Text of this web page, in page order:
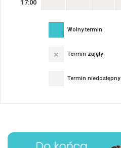
17:00
Wolny termin
Termin zajęty
Termin niedostępny